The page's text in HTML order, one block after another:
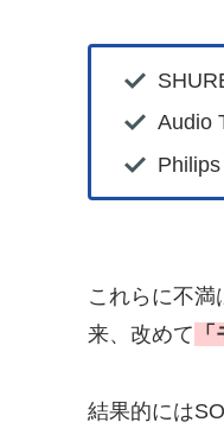
Audio
これらに不
来、改めて
結果的には